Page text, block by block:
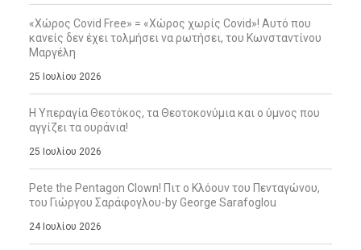
«Χώρος Covid Free» = «Χώρος χωρίς Covid»! Αυτό που
κανείς δεν έχει τολμήσει να ρωτήσει, του Κωνσταντίνου
Μαργέλη
25 Ιουλίου 2026
Η Υπεραγία Θεοτόκος, τα Θεοτοκονύμια και ο ύμνος που
αγγίζει τα ουράνια!
25 Ιουλίου 2026
Pete the Pentagon Clown! Πιτ ο Κλόουν του Πενταγώνου,
του Γιώργου Σαράφογλου-by George Sarafoglou
24 Ιουλίου 2026